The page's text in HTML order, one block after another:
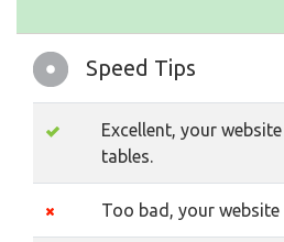
Speed Tips
Excellent, your
tables.
Too bad, your